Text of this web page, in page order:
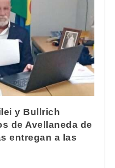
y Bullrich
de Avellaneda de
entregan a las